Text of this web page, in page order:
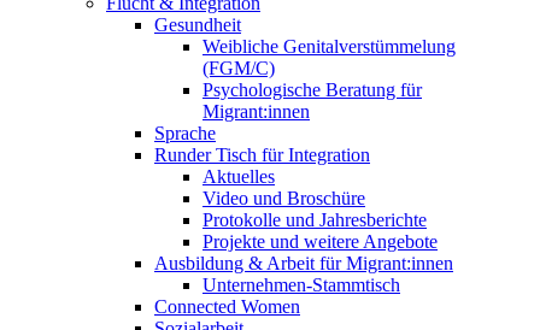
Gesundheit
Weibliche Genitalverstümmelung
(FGM/C)
Psychologische Beratung für
Migrant:innen
Sprache
Runder Tisch für Integration
Aktuelles
Video und Broschüre
Protokolle und Jahresberichte
Projekte und weitere Angebote
Ausbildung & Arbeit für Migrant:innen
Unternehmen-Stammtisch
Connected Women